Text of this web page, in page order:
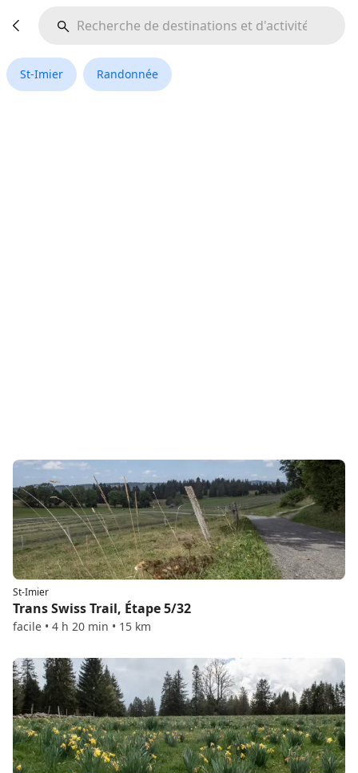
St-Imier Randonnée
St-Imier
Trans Swiss Trail, Étape 5/32
facile • 4 h 20 min • 15 km